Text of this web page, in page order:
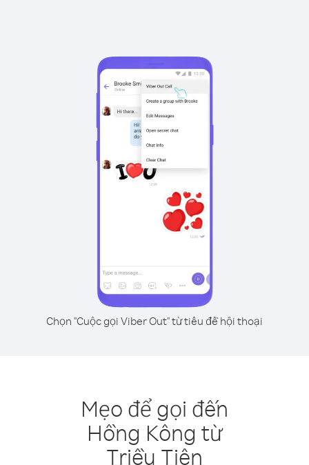
Chọn "Cuộc gọi Viber Out" từ tiêu đề hội thoại
Mẹo để gọi đến
Hồng Kông từ
Triều Tiên